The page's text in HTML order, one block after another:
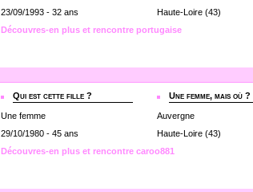
23/09/1993 - 32 ans
Haute-Loire (43)
Découvres-en plus et rencontre portugaise
Qui est cette fille ?
Une femme
29/10/1980 - 45 ans
Une femme, mais où ?
Auvergne
Haute-Loire (43)
Découvres-en plus et rencontre caroo881